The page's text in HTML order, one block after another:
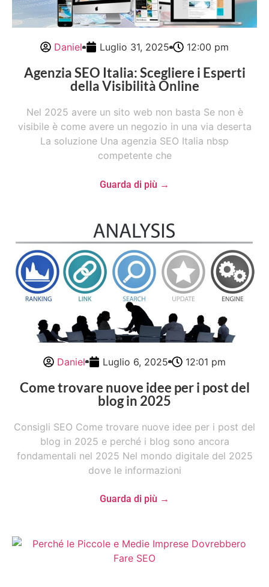
Daniel Luglio 31, 2025 12:00 pm
Agenzia SEO Italia: Scegliere i Esperti
della Visibilità Online
Nel 2025 avere un sito web non basta Se non è
visibile è come avere un negozio in una via deserta
La soluzione Una agenzia SEO Italia nbsp
competente che
Guarda di più →
Daniel Luglio 6, 2025 12:01 pm
Come trovare nuove idee per i post del
blog in 2025
Consigli SEO Come trovare nuove idee per i post del
blog in 2025 e perché i blog sono ancora
fondamentali nel 2025 Nel mondo digitale del 2025
dove le informazioni
Guarda di più →